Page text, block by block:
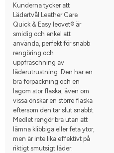
Kunderna tycker att
Lädertvål Leather Care
Quick & Easy leovet® är
smidig och enkel att
använda, perfekt för snabb
rengöring och
uppfräschning av
läderutrustning. Den har en
bra förpackning och en
lagom stor flaska, även om
vissa önskar en större flaska
eftersom den tar slut snabbt.
Medlet rengör bra utan att
lämna klibbiga eller feta ytor,
men är inte lika effektivt på
riktigt smutsigt läder.